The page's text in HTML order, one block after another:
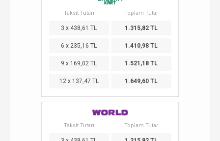
Taksit Tutarı Toplam Tutar
3 x 438,61 TL 1.315,82 TL
6 x 235,16 TL 1.410,98 TL
9 x 169,02 TL 1.521,18 TL
12 x 137,47 TL 1.649,60 TL
Taksit Tutarı Toplam Tutar